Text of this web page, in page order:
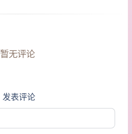
暂无评论
发表评论